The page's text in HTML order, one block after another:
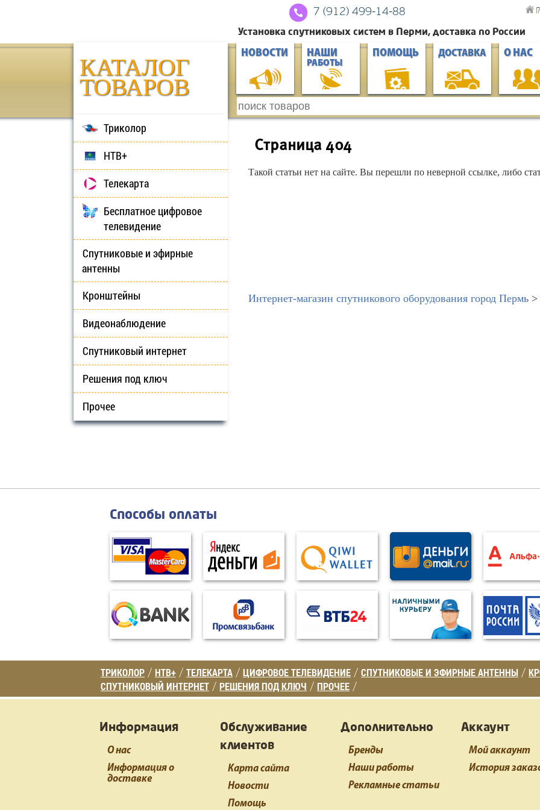
7 (912) 499-14-88
Установка спутниковых систем в Перми, доставка по России
КАТАЛОГ
ТОВАРОВ
НОВОСТИ НАШИ
РАБОТЫ
ПОМОЩЬ ДОСТАВКА О НАС
Триколор
НТВ+
Телекарта
Бесплатное цифровое
телевидение
Спутниковые и эфирные
антенны
Кронштейны
Видеонаблюдение
Спутниковый интернет
Решения под ключ
Прочее
Страница 404
Такой статьи нет на сайте. Вы перешли по неверной ссылке, либо
Интернет-магазин спутникового оборудования город Пермь >
Способы оплаты
ТРИКОЛОР / НТВ+ / ТЕЛЕКАРТА / ЦИФРОВОЕ ТЕЛЕВИДЕНИЕ / СПУТНИКОВЫЕ И ЭФИРНЫЕ АНТЕННЫ /
СПУТНИКОВЫЙ ИНТЕРНЕТ / РЕШЕНИЯ ПОД КЛЮЧ / ПРОЧЕЕ /
Информация
О нас
Информация о
доставке
Обслуживание
клиентов
Карта сайта
Новости
Помощь
Дополнительно
Бренды
Наши работы
Рекламные статьи
Аккаунт
Мой аккаунт
История